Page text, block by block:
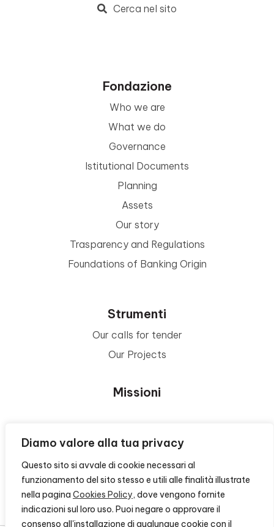
Diamo valore alla tua privacy
Questo sito si avvale di cookie necessari al
funzionamento del sito stesso e utili alle finalità illustrate
nella pagina Cookies Policy, dove vengono fornite
indicazioni sul loro uso. Puoi negare o approvare il
consenso all'installazione di qualunque cookie con il
Cerca nel sito
Fondazione
Who we are
What we do
Governance
Istitutional Documents
Planning
Assets
Our story
Trasparency and Regulations
Foundations of Banking Origin
Strumenti
Our calls for tender
Our Projects
Missioni
Area Beneficiari
Privacy e Informative
Contacts